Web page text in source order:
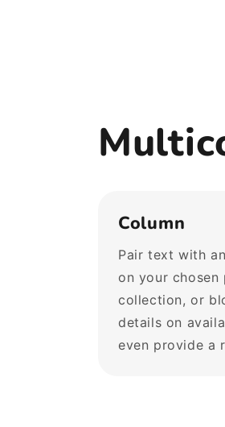
Column
Pair text with
on your chosen
collection, or
details on
even provide a